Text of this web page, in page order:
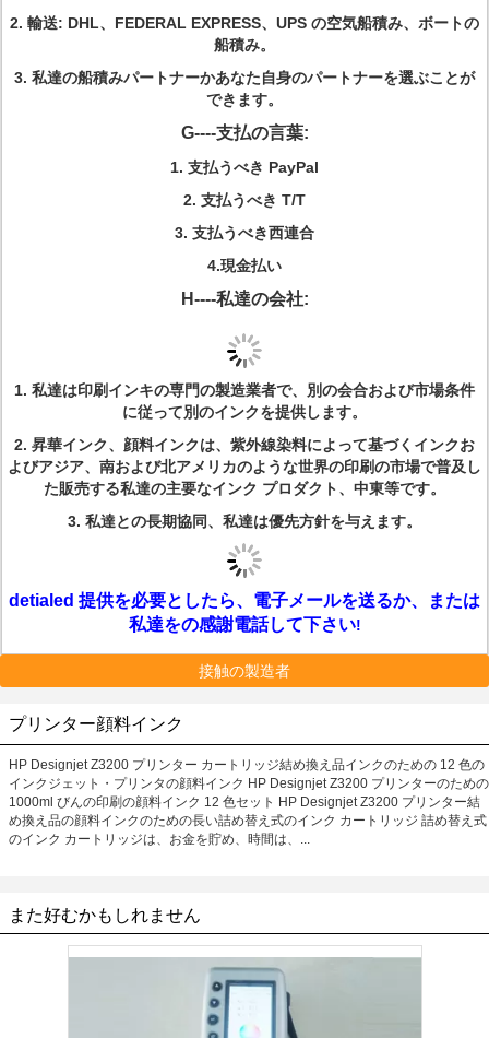
2. 輸送: DHL、FEDERAL EXPRESS、UPS の空気船積み、ボートの
船積み。
3. 私達の船積みパートナーかあなた自身のパートナーを選ぶことが
できます。
G----支払の言葉:
1. 支払うべき PayPal
2. 支払うべき T/T
3. 支払うべき西連合
4.現金払い
H----私達の会社:
1. 私達は印刷インキの専門の製造業者で、別の会合および市場条件
に従って別のインクを提供します。
2. 昇華インク、顔料インクは、紫外線染料によって基づくインクお
よびアジア、南および北アメリカのような世界の印刷の市場で普及し
た販売する私達の主要なインク プロダクト、中東等です。
3. 私達との長期協同、私達は優先方針を与えます。
detialed 提供を必要としたら、電子メールを送るか、または
私達をの感謝電話して下さい!
接触の製造者
プリンター顔料インク
HP Designjet Z3200 プリンター カートリッジ結め換え品インクのための 12 色の
インクジェット・プリンタの顔料インク HP Designjet Z3200 プリンターのための
1000ml びんの印刷の顔料インク 12 色セット HP Designjet Z3200 プリンター結
め換え品の顔料インクのための長い詰め替え式のインク カートリッジ 詰め替え式
のインク カートリッジは、お金を貯め、時間は、...
また好むかもしれません